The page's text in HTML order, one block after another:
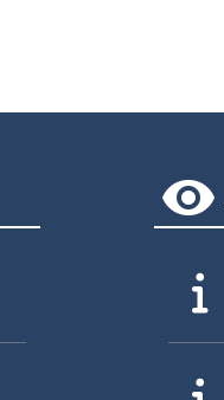
remove_red_eye